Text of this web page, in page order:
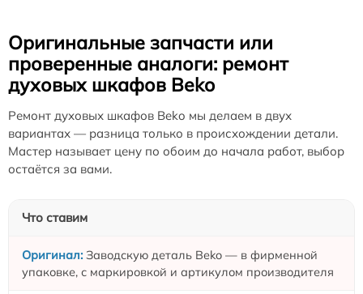
Оригинальные запчасти или
проверенные аналоги: ремонт
духовых шкафов Beko
Ремонт духовых шкафов Beko мы делаем в двух
вариантах — разница только в происхождении детали.
Мастер называет цену по обоим до начала работ, выбор
остаётся за вами.
Что ставим
Заводскую деталь Beko — в фирменной
упаковке, с маркировкой и артикулом производителя